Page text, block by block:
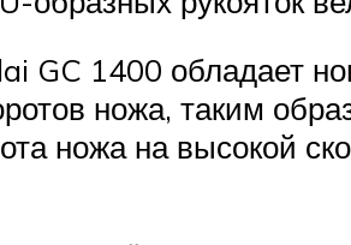
GC 1400 обладает
ножа, таким
ножа на высокой